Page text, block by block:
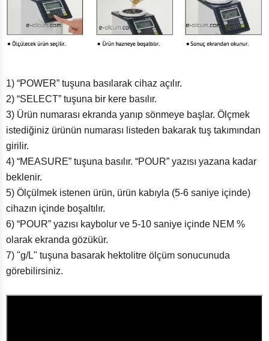
1) “POWER” tuşuna basılarak cihaz açılır.
2) “SELECT” tuşuna bir kere basılır.
3) Ürün numarası ekranda yanıp sönmeye başlar. Ölçmek
istediğiniz ürünün numarası listeden bakarak tuş takımından
girilir.
4) “MEASURE” tuşuna basılır. “POUR” yazısı yazana kadar
beklenir.
5) Ölçülmek istenen ürün, ürün kabıyla (5-6 saniye içinde)
cihazın içinde boşaltılır.
6) “POUR” yazısı kaybolur ve 5-10 saniye içinde NEM %
olarak ekranda gözükür.
7) "g/L" tuşuna basarak hektolitre ölçüm sonucunuda
görebilirsiniz.